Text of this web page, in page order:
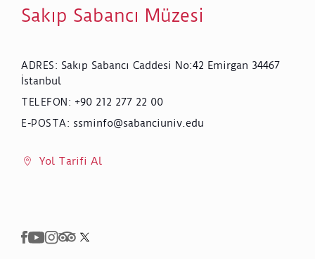
Sakıp Sabancı Müzesi
ADRES: Sakıp Sabancı Caddesi No:42 Emirgan 34467
İstanbul
TELEFON : +90 212 277 22 00
E-POSTA: ssminfo@sabanciuniv.edu
Yol Tarifi Al